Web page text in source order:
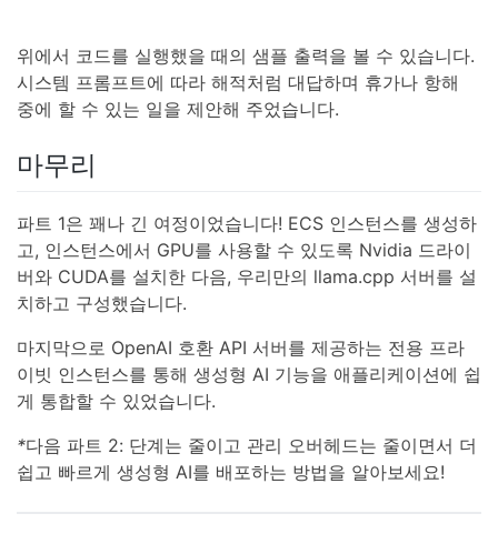
위에서 코드를 실행했을 때의 샘플 출력을 볼 수 있습니다.
시스템 프롬프트에 따라 해적처럼 대답하며 휴가나 항해
중에 할 수 있는 일을 제안해 주었습니다.
마무리
파트 1은 꽤나 긴 여정이었습니다! ECS 인스턴스를 생성하
고, 인스턴스에서 GPU를 사용할 수 있도록 Nvidia 드라이
버와 CUDA를 설치한 다음, 우리만의 llama.cpp 서버를 설
치하고 구성했습니다.
마지막으로 OpenAI 호환 API 서버를 제공하는 전용 프라
이빗 인스턴스를 통해 생성형 AI 기능을 애플리케이션에 쉽
게 통합할 수 있었습니다.
*다음 파트 2: 단계는 줄이고 관리 오버헤드는 줄이면서 더
쉽고 빠르게 생성형 AI를 배포하는 방법을 알아보세요!